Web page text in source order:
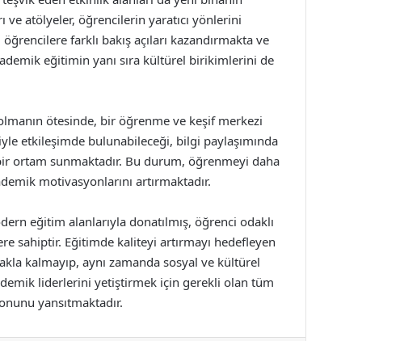
ve atölyeler, öğrencilerin yaratıcı yönlerini
farklı bakış açıları kazandırmakta ve
eğitimin yanı sıra kültürel birikimlerini de
ötesinde, bir öğrenme ve keşif merkezi
etkileşimde bulunabileceği, bilgi paylaşımında
ortam sunmaktadır. Bu durum, öğrenmeyi daha
motivasyonlarını artırmaktadır.
eğitim alanlarıyla donatılmış, öğrenci odaklı
sahiptir. Eğitimde kaliteyi artırmayı hedefleyen
kalmayıp, aynı zamanda sosyal ve kültürel
liderlerini yetiştirmek için gerekli olan tüm
yansıtmaktadır.